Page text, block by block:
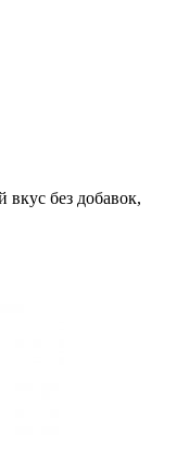
без добавок,